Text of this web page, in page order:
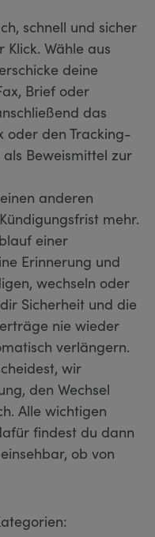
schnell und sicher
Wähle aus
deine
Brief oder
das
oder den Tracking-
Beweismittel zur
anderen
mehr.
einer
Erinnerung und
wechseln oder
Sicherheit und die
nie wieder
verlängern.
wir
den Wechsel
Alle wichtigen
findest du dann
ob von